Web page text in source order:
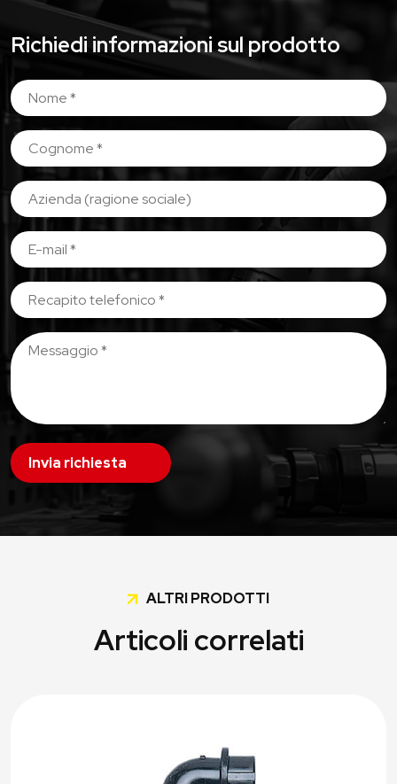
Richiedi informazioni sul prodotto
Invia richiesta
ALTRI PRODOTTI
Articoli correlati